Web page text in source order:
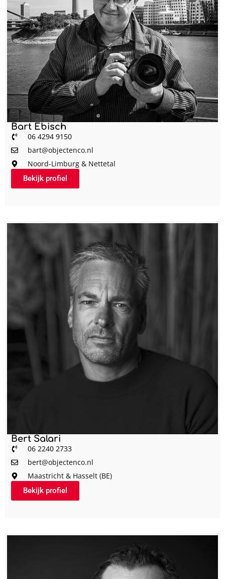
Bart Ebisch
06 4294 9150
bart@objectenco.nl
Noord-Limburg & Nettetal
Bekijk profiel
Bert Salari
06 2240 2733
bert@objectenco.nl
Maastricht & Hasselt (BE)
Bekijk profiel